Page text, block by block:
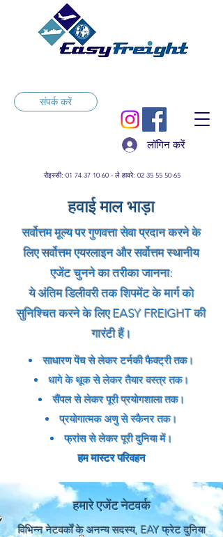
लॉगिन करें
संपर्क करें
रोइस्सी: 01 74 37 10 60- ले हावरे: 02 35 55 50 65
हवाई माल भाड़ा
सर्वोत्तम मूल्य पर गुणवत्ता सेवा प्रदान करने के
लिए सर्वोत्तम एयरलाइन और सर्वोत्तम स्थानीय
एजेंट चुनने का तरीका जानना:
ये अंतिम डिलीवरी तक शिपमेंट के मार्ग को
सुनिश्चित करने के लिए EASY FREIGHT की
गारंटी हैं।
साधारण पेंच से लेकर टर्नकी फैक्ट्री तक।
धागे के थूक से लेकर तैयार वस्त्र तक।
सैंपल से लेकर पूरी प्रयोगशाला तक।
प्रयोगात्मक अणु से स्कैनर तक।
फ्रांस से लेकर पूरी दुनिया में।
हम मास्टर परिवहन
हमारे एजेंट नेटवर्क
विभिन्न नेटवर्कों के अनन्य सदस्य, EAY फ्रेट दुनिया